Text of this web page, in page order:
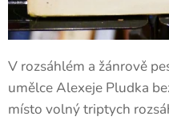
V rozsáhlém a žánrově
umělce Alexeje Pludka
místo volný triptych